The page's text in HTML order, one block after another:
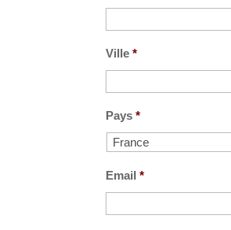
Ville *
Pays *
Email *